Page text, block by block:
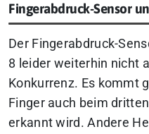
Fingerabdruck-Sensor
Der Fingerabdruck-
8 leider weiterhin nicht
Konkurrenz. Es kommt
Finger auch beim
erkannt wird. Andere